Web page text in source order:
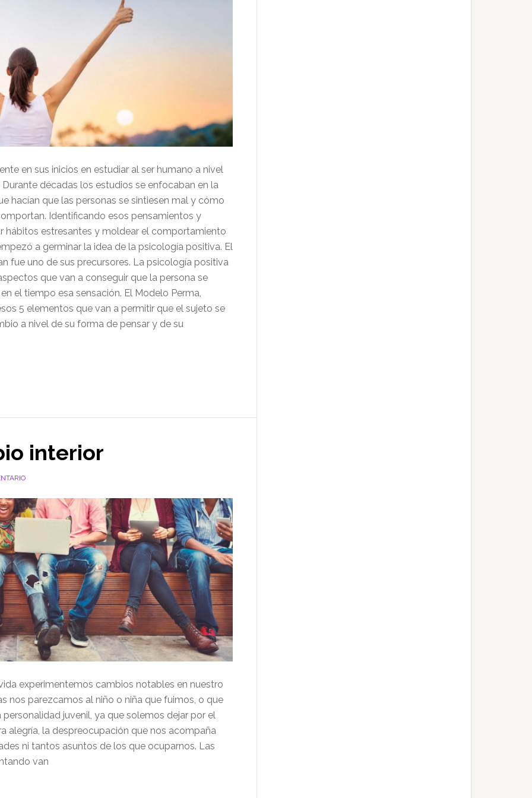
en sus inicios en estudiar al ser humano a nivel
décadas los estudios se enfocaban en la
hacían que las personas se sintiesen mal y cómo
Identificando esos pensamientos y
hábitos estresantes y moldear el comportamiento
a germinar la idea de la psicología positiva. El
fue uno de sus precursores. La psicología positiva
que van a conseguir que la persona se
el tiempo esa sensación. El Modelo Perma,
5 elementos que van a permitir que el sujeto se
a nivel de su forma de pensar y de su
interior
experimentemos cambios notables en nuestro
nos parezcamos al niño o niña que fuimos, o que
juvenil, ya que solemos dejar por el
alegría, la despreocupación que nos acompaña
ni tantos asuntos de los que ocuparnos. Las
van